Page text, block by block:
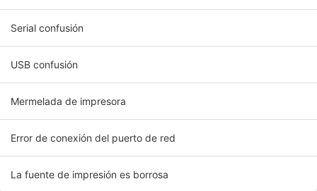
Serial confusión
USB confusión
Mermelada de impresora
Error de conexión del puerto de red
La fuente de impresión es borrosa